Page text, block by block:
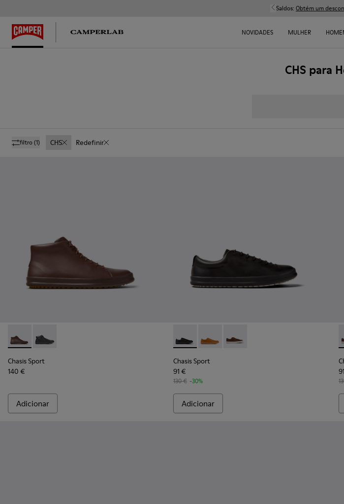
Saldos: Obtém um
NOVIDADES MULHER
CHS para
filtro(1) CHS Redefinir
Chasis Sport - K300236-022 - Botins em pele castanha Para homem.
Chasis Sport - K300236-004 - Botins de pele preta Para homem.
Chasis Sport
140 €
Adicionar
Chasis Sport - K100373-008 - Sapatos em pele
Chasis Sport - K100373-042 - Sapatos
Chasis Sport - K100373-023 -
Chasis Sport
91 €
130 € -30%
Adicionar